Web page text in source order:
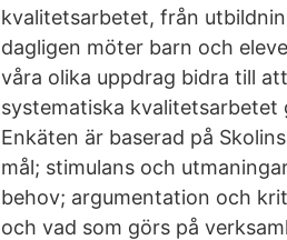
kvalitetsarbetet, från
dagligen möter barn och
våra olika uppdrag bidra till
systematiska kvalitetsarbetet
Enkäten är baserad på
mål; stimulans och
behov; argumentation och
och vad som görs på